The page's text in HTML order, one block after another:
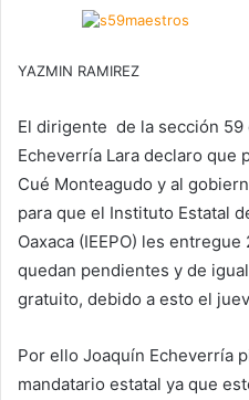
YAZMIN RAMIREZ
El dirigente de la sección 59
Echeverría Lara declaro que
Cué Monteagudo y al
para que el Instituto Estatal
Oaxaca (IEEPO) les
quedan pendientes y de
gratuito, debido a esto el
Por ello Joaquín Echeverría
mandatario estatal ya que